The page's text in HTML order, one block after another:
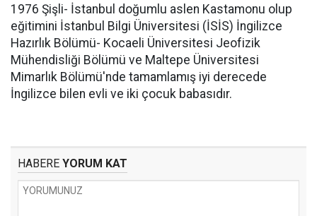
1976 Şişli- İstanbul doğumlu aslen Kastamonu olup
eğitimini İstanbul Bilgi Üniversitesi (İSİS) İngilizce
Hazırlık Bölümü- Kocaeli Üniversitesi Jeofizik
Mühendisliği Bölümü ve Maltepe Üniversitesi
Mimarlık Bölümü'nde tamamlamış iyi derecede
İngilizce bilen evli ve iki çocuk babasıdır.
HABERE YORUM KAT